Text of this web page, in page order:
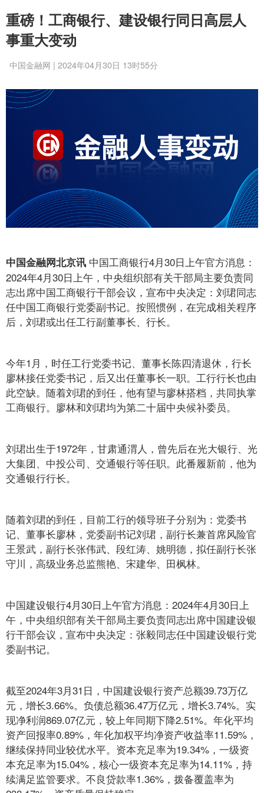
重磅！工商银行、建设银行同日高层人
事重大变动
中国金融网 | 2024年04月30日 13时55分
中国金融网北京讯 中国工商银行4月30日上午官方消息：
2024年4月30日上午，中央组织部有关干部局主要负责同
志出席中国工商银行干部会议，宣布中央决定：刘珺同志
任中国工商银行党委副书记。按照惯例，在完成相关程序
后，刘珺或出任工行副董事长、行长。
今年1月，时任工行党委书记、董事长陈四清退休，行长
廖林接任党委书记，后又出任董事长一职。工行行长也由
此空缺。随着刘珺的到任，他有望与廖林搭档，共同执掌
工商银行。廖林和刘珺均为第二十届中央候补委员。
刘珺出生于1972年，甘肃通渭人，曾先后在光大银行、光
大集团、中投公司、交通银行等任职。此番履新前，他为
交通银行行长。
随着刘珺的到任，目前工行的领导班子分别为：党委书
记、董事长廖林，党委副书记刘珺，副行长兼首席风险官
王景武，副行长张伟武、段红涛、姚明德，拟任副行长张
守川，高级业务总监熊艳、宋建华、田枫林。
中国建设银行4月30日上午官方消息：2024年4月30日上
午，中央组织部有关干部局主要负责同志出席中国建设银
行干部会议，宣布中央决定：张毅同志任中国建设银行党
委副书记。
截至2024年3月31日，中国建设银行资产总额39.73万亿
元，增长3.66%。负债总额36.47万亿元，增长3.74%。实
现净利润869.07亿元，较上年同期下降2.51%。年化平均
资产回报率0.89%，年化加权平均净资产收益率11.59%，
继续保持同业较优水平。资本充足率为19.34%，一级资
本充足率为15.04%，核心一级资本充足率为14.11%，持
续满足监管要求。不良贷款率1.36%，拨备覆盖率为